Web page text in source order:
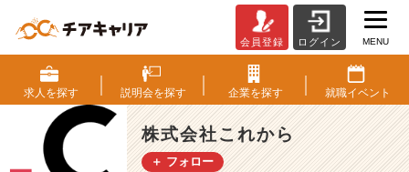
な
会
社
を
み
た
会員登録 ログイン MENU
求人を探す 説明会を探す 企業を探す 就職イベント
株式会社これから
＋ フォロー